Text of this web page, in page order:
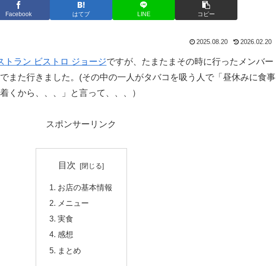
Facebook はてブ LINE コピー
2025.08.20 2026.02.20
トラン ビストロ ジョージですが、たまたまその時に行ったメンバー
また行きました。(その中の一人がタバコを吸う人で「昼休みに食事
くから、、、」と言って、、、）
スポンサーリンク
目次
お店の基本情報
メニュー
実食
感想
まとめ